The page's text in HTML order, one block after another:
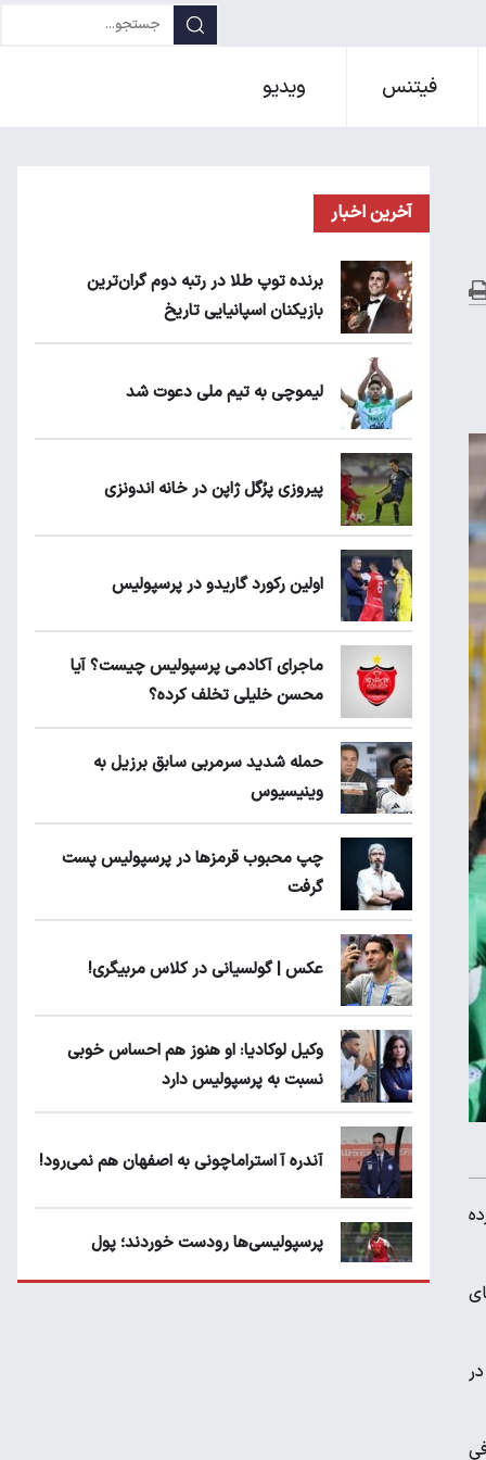
فیتنس ویدیو
صعود کرده
آخرین اخبار
برنده توپ طلا در رتبه دوم گران‌ترین
بازیکنان اسپانیایی تاریخ
لیموچی به تیم ملی دعوت شد
پیروزی پرُگل ژاپن در خانه اندونزی
اولین رکورد گاریدو در پرسپولیس
ماجرای آکادمی پرسپولیس چیست؟ آیا
محسن خلیلی تخلف کرده؟
حمله شدید سرمربی سابق برزیل به
وینیسیوس
چپ محبوب قرمزها در پرسپولیس پست
گرفت
عکس | گولسیانی در کلاس مربیگری!
وکیل لوکادیا: او هنوز هم احساس خوبی
نسبت به پرسپولیس دارد
آندره آ استراماچونی به اصفهان هم نمی‌رود!
پرسپولیسی‌ها رودست خوردند؛ پول